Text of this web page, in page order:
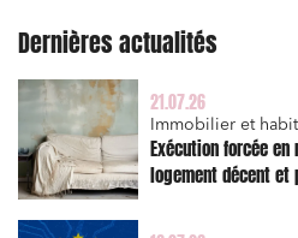
Dernières actualités
21.07.26
Immobilier et
Exécution forcée
logement décent